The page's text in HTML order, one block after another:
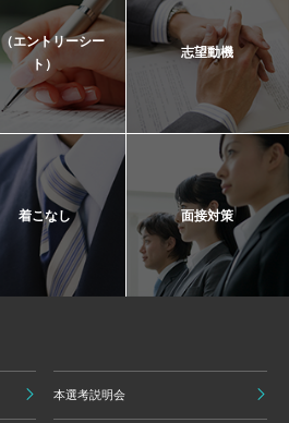
エントリーシー
ト）
志望動機
着こなし 面接対策
本選考説明会